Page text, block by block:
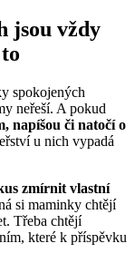
jsou vždy
spokojených
neřeší. A pokud
napíšou či natočí o
u nich vypadá
zmírnit vlastní
si maminky chtějí
Třeba chtějí
které k příspěvku